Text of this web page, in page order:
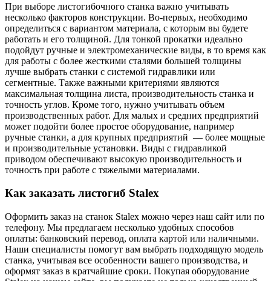
При выборе листогибочного станка важно учитывать
несколько факторов конструкции. Во-первых, необходимо
определиться с вариантом материала, с которым вы будете
работать и его толщиной. Для тонкой прокатки идеально
подойдут ручные и электромеханические виды, в то время как
для работы с более жесткими сталями большей толщины
лучше выбрать станки с системой гидравлики или
сегментные. Также важными критериями являются
максимальная толщина листа, производительность станка и
точность углов. Кроме того, нужно учитывать объем
производственных работ. Для малых и средних предприятий
может подойти более простое оборудование, например
ручные станки, а для крупных предприятий — более мощные
и производительные установки. Виды с гидравликой
приводом обеспечивают высокую производительность и
точность при работе с тяжелыми материалами.
Как заказать листогиб Stalex
Оформить заказ на станок Stalex можно через наш сайт или по
телефону. Мы предлагаем несколько удобных способов
оплаты: банковский перевод, оплата картой или наличными.
Наши специалисты помогут вам выбрать подходящую модель
станка, учитывая все особенности вашего производства, и
оформят заказ в кратчайшие сроки. Покупая оборудование